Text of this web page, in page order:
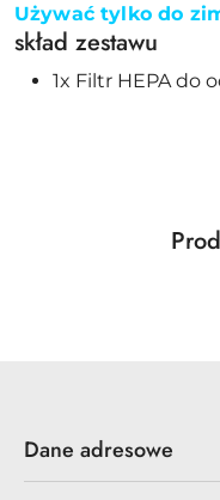
Używać tylko do
skład zestawu
1x Filtr HEPA do
Pomiń karuzelę
Dane adresowe